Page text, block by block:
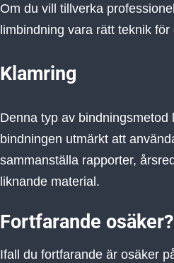
Om du vill tillverka
limbindning vara rätt teknik för
Klamring
Denna typ av bindningsmetod
bindningen utmärkt att
sammanställa rapporter,
liknande material.
Fortfarande osäker?
Ifall du fortfarande är osäker